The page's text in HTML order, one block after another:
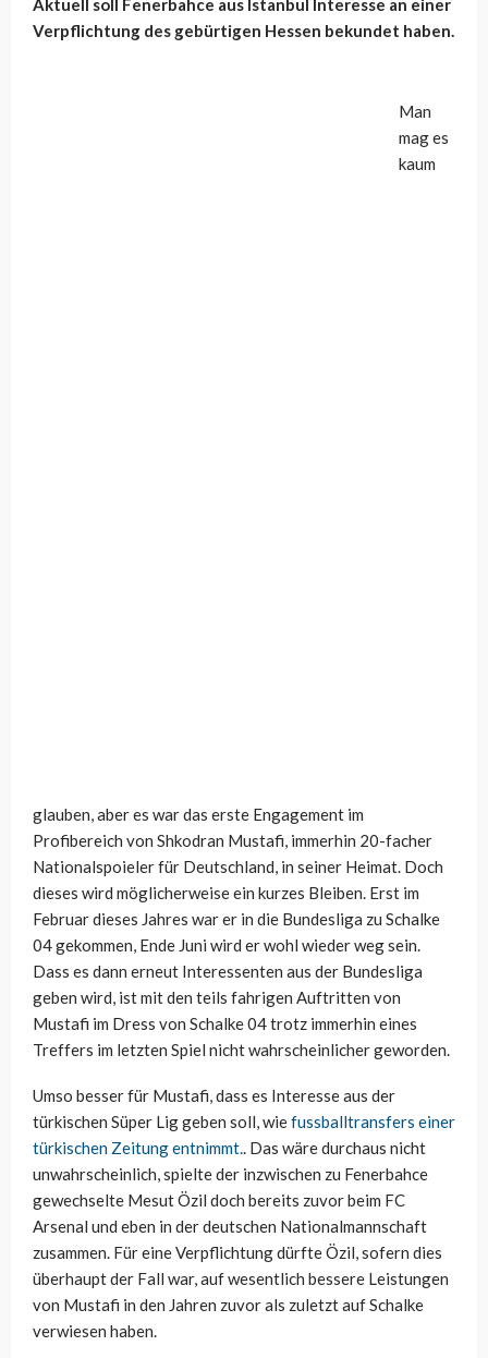
Aktuell soll Fenerbahce aus Istanbul Interesse an einer
Verpflichtung des gebürtigen Hessen bekundet haben.
Man
mag es
kaum
glauben, aber es war das erste Engagement im
Profibereich von Shkodran Mustafi, immerhin 20-facher
Nationalspoieler für Deutschland, in seiner Heimat. Doch
dieses wird möglicherweise ein kurzes Bleiben. Erst im
Februar dieses Jahres war er in die Bundesliga zu Schalke
04 gekommen, Ende Juni wird er wohl wieder weg sein.
Dass es dann erneut Interessenten aus der Bundesliga
geben wird, ist mit den teils fahrigen Auftritten von
Mustafi im Dress von Schalke 04 trotz immerhin eines
Treffers im letzten Spiel nicht wahrscheinlicher geworden.
Umso besser für Mustafi, dass es Interesse aus der
türkischen Süper Lig geben soll, wiefussballtransfers einer
türkischen Zeitung entnimmt.. Das wäre durchaus nicht
unwahrscheinlich, spielte der inzwischen zu Fenerbahce
gewechselte Mesut Özil doch bereits zuvor beim FC
Arsenal und eben in der deutschen Nationalmannschaft
zusammen. Für eine Verpflichtung dürfte Özil, sofern dies
überhaupt der Fall war, auf wesentlich bessere Leistungen
von Mustafi in den Jahren zuvor als zuletzt auf Schalke
verwiesen haben.